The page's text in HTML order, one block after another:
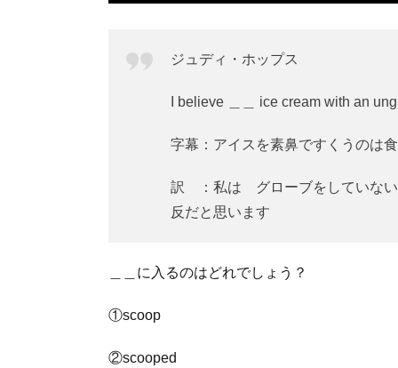
ジュディ・ホップス
I believe ＿＿ ice cream with an
字幕：アイスを素鼻ですくうのは
訳 ：私は グローブをしていない
反だと思います
＿＿に入るのはどれでしょう？
①scoop
②scooped